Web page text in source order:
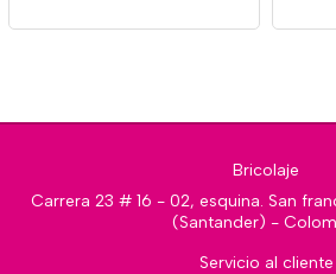
Bricolaje
Carrera 23 # 16 - 02, esquina. San
(Santander) -
Servicio al cliente